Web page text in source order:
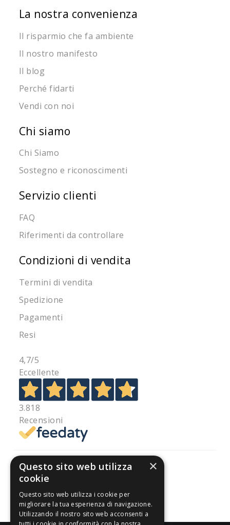
La nostra convenienza
Il risparmio che fa ambiente
Il nostro manifesto
Il blog
Perché fidarti
Vendi con noi
Chi siamo
Chi Siamo
Sostegno e riconoscimenti
Servizio clienti
FAQ
Riferimenti da controllare
Condizioni di vendita
Termini di vendita
Spedizione
Pagamenti
Resi
4,7/5
Eccellente
3.818
Recensioni
Pagamenti sicuri
×
Questo sito web utilizza
cookie
Questo sito web utilizza i cookie per
migliorare la tua esperienza di navigazione.
Utilizzando il nostro sito web acconsenti a